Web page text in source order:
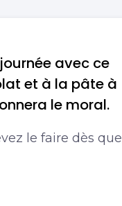
avec ce
et à la pâte à
le moral.
le faire dès que